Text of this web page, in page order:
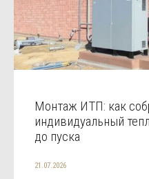
Монтаж ИТП: как
индивидуальный
до пуска
21.07.2026